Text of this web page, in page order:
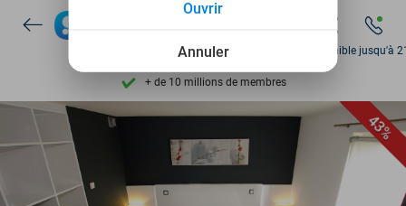
Disponible 7 jours par semaine
+ de 10 millions de membres
9,4 basé sur206 330 avis
Découvrez + de 15.000 deals
Disponible 7 jours par semaine
+ de 10 millions de membres
Disponible jusqu'à
43%
Annuler
Ouvrir